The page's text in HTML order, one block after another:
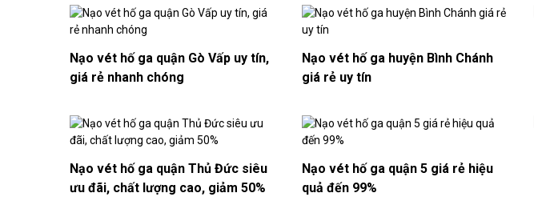
Nạo vét hố ga quận Gò Vấp uy tín,
giá rẻ nhanh chóng
Nạo vét hố ga huyện Bình Chánh
giá rẻ uy tín
Nạo vét hố ga quận Thủ Đức siêu
ưu đãi, chất lượng cao, giảm 50%
Nạo vét hố ga quận 5 giá rẻ hiệu
quả đến 99%